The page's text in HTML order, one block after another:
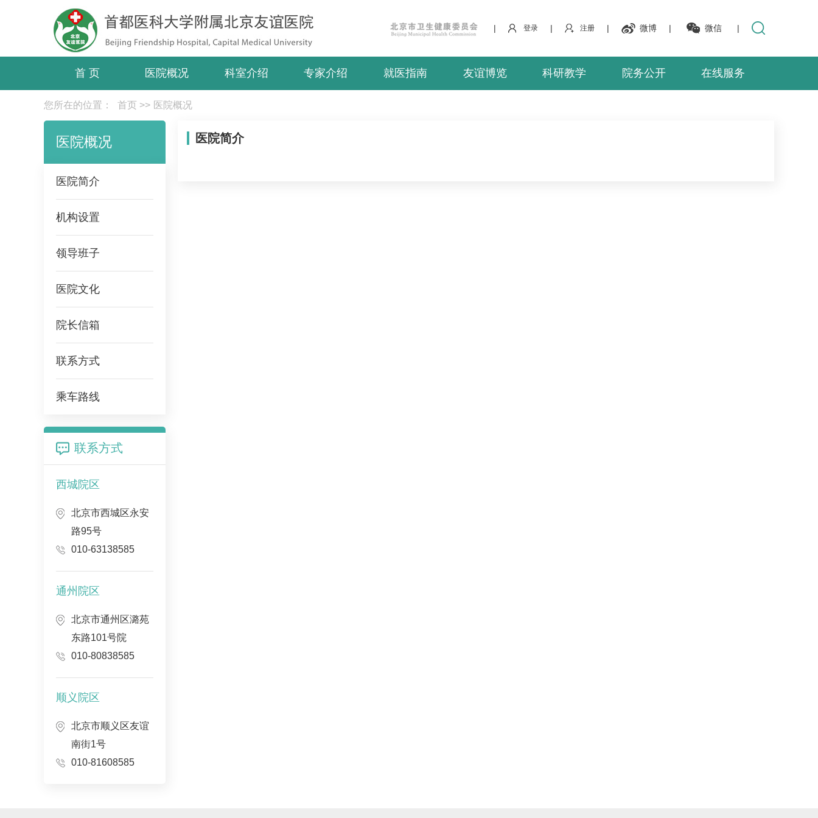
| 登录 | 注册 | 微博 | 微信 |
首 页 医院概况 科室介绍 专家介绍 就医指南 友谊博览 科研教学 院务公开 在线服务
您所在的位置： 首页 >> 医院概况
医院概况
医院简介
机构设置
领导班子
医院文化
院长信箱
联系方式
乘车路线
联系方式
西城院区
北京市西城区永安
路95号
010-63138585
通州院区
北京市通州区潞苑
东路101号院
010-80838585
顺义院区
北京市顺义区友谊
南街1号
010-81608585
医院简介